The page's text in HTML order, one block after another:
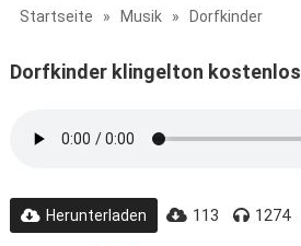
Startseite » Musik » Dorfkinder
Dorfkinder klingelton kostenlos
Herunterladen 113 1274